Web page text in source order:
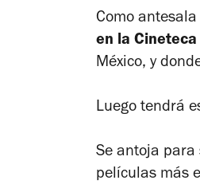
Como
en la Cineteca
México, y
Luego tendrá
Se antoja para
películas más